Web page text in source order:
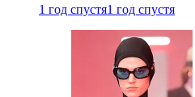
1 год спустя1 год спустя